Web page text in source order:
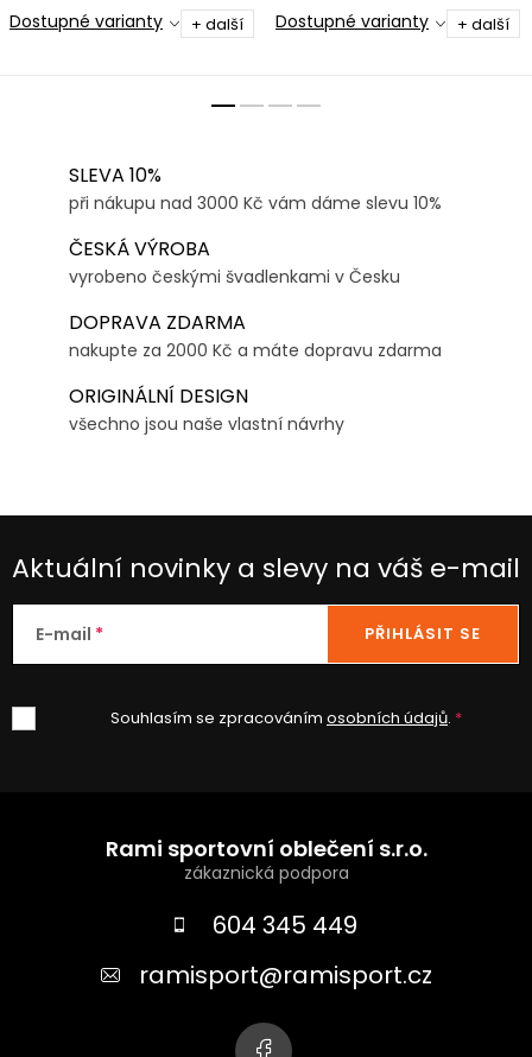
Dostupné varianty + další Dostupné varianty + další
SLEVA 10%
při nákupu nad 3000 Kč vám dáme slevu 10%
ČESKÁ VÝROBA
vyrobeno českými švadlenkami v Česku
DOPRAVA ZDARMA
nakupte za 2000 Kč a máte dopravu zdarma
ORIGINÁLNÍ DESIGN
všechno jsou naše vlastní návrhy
Aktuální novinky a slevy na váš e-mail
E-mail
Souhlasím se zpracováním osobních údajů.
PŘIHLÁSIT SE
Rami sportovní oblečení s.r.o.
604 345 449
ramisport@ramisport.cz